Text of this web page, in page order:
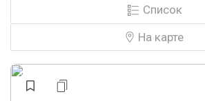
Консьерж Видеонаблюдение
Панорамные окна Строится
Список
На карте